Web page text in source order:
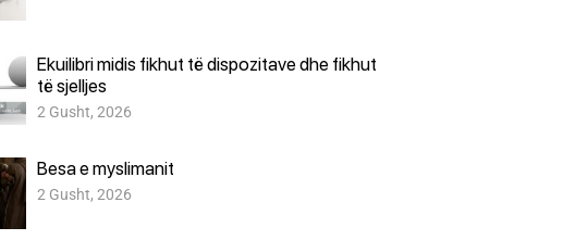
Ekuilibri midis fikhut të dispozitave dhe fikhut
të sjelljes
2 Gusht, 2026
Besa e myslimanit
2 Gusht, 2026